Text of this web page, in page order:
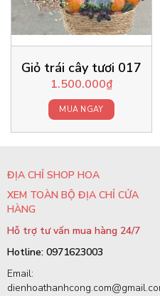
Giỏ trái cây tươi 017
1.500.000₫
MUA NGAY
ĐỊA CHỈ SHOP HOA
XEM TOÀN BỘ ĐỊA CHỈ CỬA
HÀNG
Hỗ trợ tư vấn mua hàng 24/7
Hotline: 0971623003
Email: